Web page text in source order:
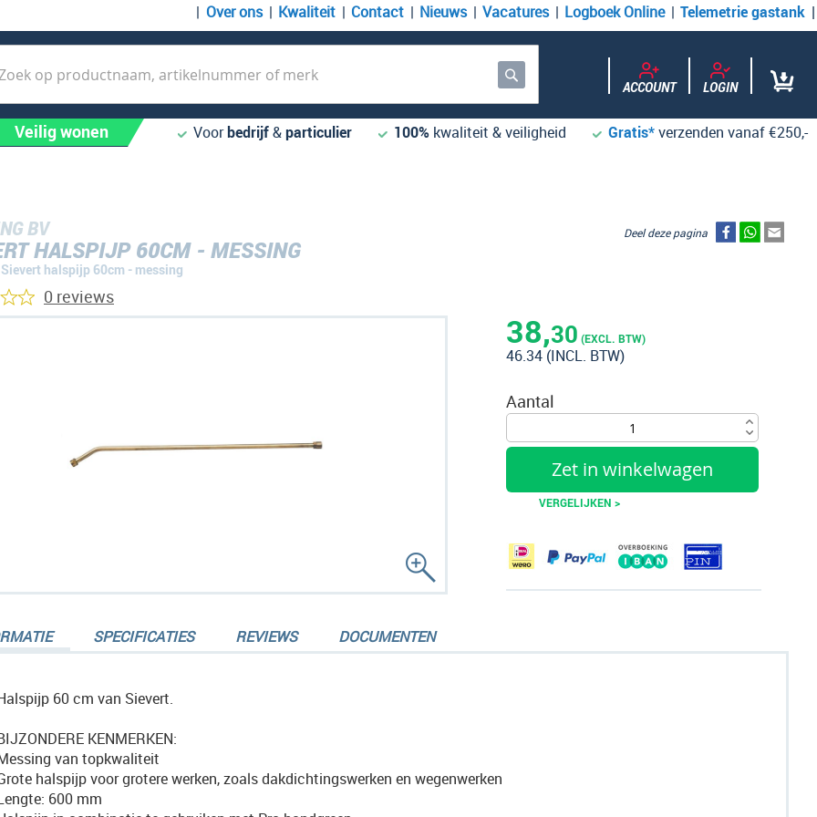
Over ons Kwaliteit Contact Nieuws Vacatures Logboek Online Telemetrie gastank
Zoek ACCOUNT LOGIN
Veilig wonen Voorbedrijf&particulier 100% kwaliteit & veiligheid Gratis*verzenden vanaf €250,-
BV
HALSPIJP 60CM - MESSING
Sievert halspijp 60cm - messing
38,30 (EXCL. BTW)
46.34 (INCL. BTW)
Aantal
Zet in winkelwagen
VERGELIJKEN >
Deel deze pagina
0 reviews
60 cm van Sievert.
KENMERKEN:
van topkwaliteit
halspijp voor grotere werken, zoals dakdichtingswerken en wegenwerken
600 mm
SPECIFICATIES REVIEWS DOCUMENTEN